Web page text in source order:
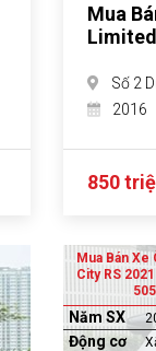
Mua
Số 2
2016
850
Mua Bán Xe
City RS
Năm SX
Động cơ